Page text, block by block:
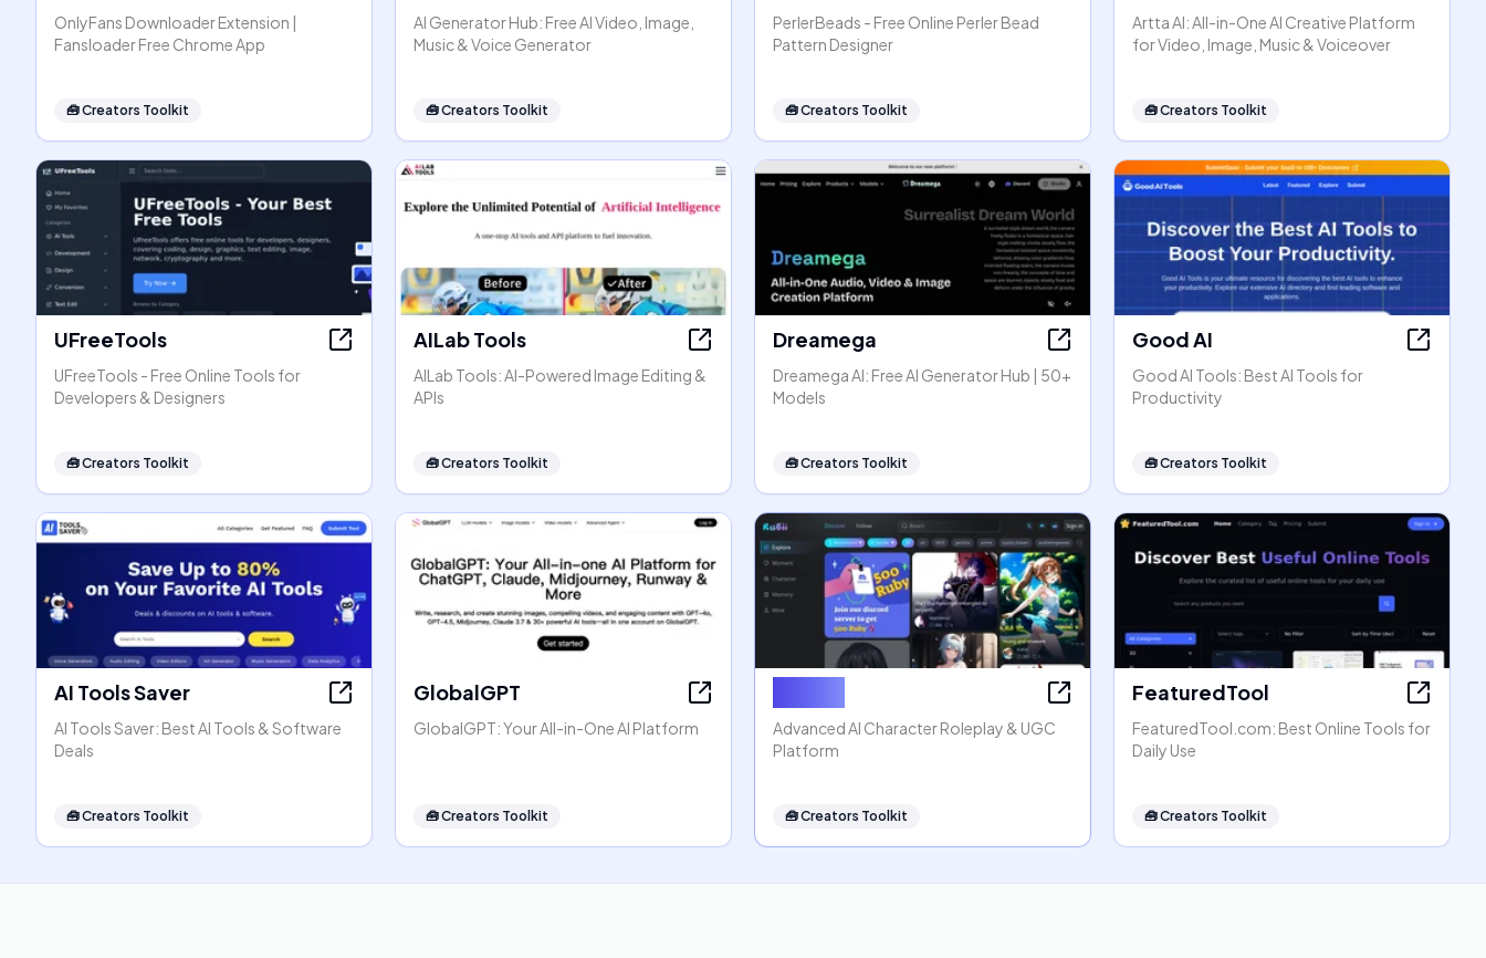
OnlyFans Downloader Extension |
Fansloader Free Chrome App
🧰Creators Toolkit
AI Generator Hub: Free AI Video, Image,
Music & Voice Generator
🧰Creators Toolkit
PerlerBeads - Free Online Perler Bead
Pattern Designer
🧰Creators Toolkit
Artta AI: All-in-One AI Creative Platform
for Video, Image, Music & Voiceover
🧰Creators Toolkit
UFreeTools
UFreeTools - Free Online Tools for
Developers & Designers
🧰Creators Toolkit
AILab Tools
AILab Tools: AI-Powered Image Editing &
APIs
🧰Creators Toolkit
Dreamega
Dreamega AI: Free AI Generator Hub | 50+
Models
🧰Creators Toolkit
Good AI
Good AI Tools: Best AI Tools for
Productivity
🧰Creators Toolkit
AI Tools Saver
AI Tools Saver: Best AI Tools & Software
Deals
🧰Creators Toolkit
GlobalGPT
GlobalGPT: Your All-in-One AI Platform
🧰Creators Toolkit
Advanced AI Character Roleplay & UGC
Platform
🧰Creators Toolkit
FeaturedTool
FeaturedTool.com: Best Online Tools for
Daily Use
🧰Creators Toolkit